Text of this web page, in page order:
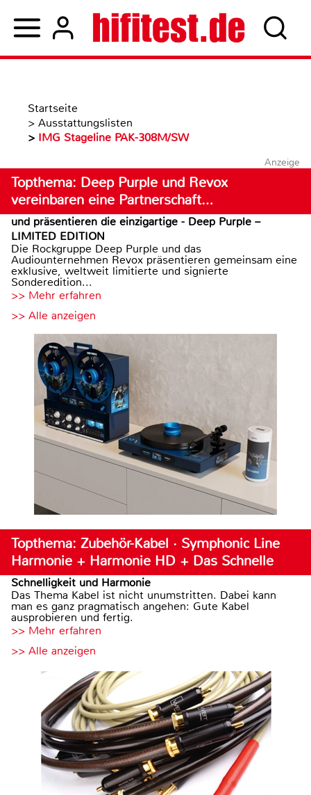
Startseite
> Ausstattungslisten
> IMG Stageline PAK-308M/SW
Anzeige
Topthema: Deep Purple und Revox
vereinbaren eine Partnerschaft…
und präsentieren die einzigartige - Deep Purple –
LIMITED EDITION
Die Rockgruppe Deep Purple und das
Audiounternehmen Revox präsentieren gemeinsam eine
exklusive, weltweit limitierte und signierte
Sonderedition...
>> Mehr erfahren
>> Alle anzeigen
Topthema: Zubehör-Kabel · Symphonic Line
Harmonie + Harmonie HD + Das Schnelle
Schnelligkeit und Harmonie
Das Thema Kabel ist nicht unumstritten. Dabei kann
man es ganz pragmatisch angehen: Gute Kabel
ausprobieren und fertig.
>> Mehr erfahren
>> Alle anzeigen